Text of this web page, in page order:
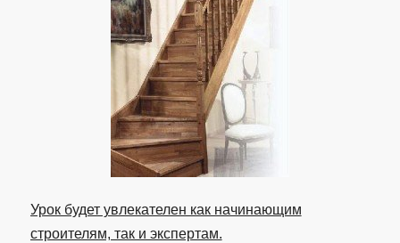
Урок будет увлекателен как начинающим
строителям, так и экспертам.